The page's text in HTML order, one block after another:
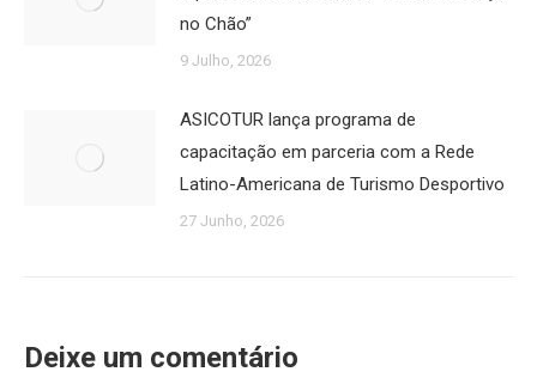
no Chão”
9 Julho, 2026
ASICOTUR lança programa de
capacitação em parceria com a Rede
Latino-Americana de Turismo Desportivo
27 Junho, 2026
Deixe um comentário